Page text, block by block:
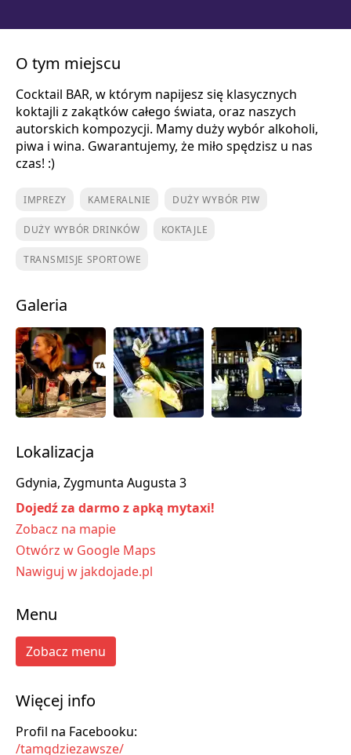
O tym miejscu
Cocktail BAR, w którym napijesz się klasycznych
koktajli z zakątków całego świata, oraz naszych
autorskich kompozycji. Mamy duży wybór alkoholi,
piwa i wina. Gwarantujemy, że miło spędzisz u nas
czas! :)
IMPREZY KAMERALNIE DUŻY WYBÓR PIW
DUŻY WYBÓR DRINKÓW KOKTAJLE
TRANSMISJE SPORTOWE
Galeria
Lokalizacja
Gdynia, Zygmunta Augusta 3
Dojedź za darmo z apką mytaxi!
Zobacz na mapie
Otwórz w Google Maps
Nawiguj w jakdojade.pl
Menu
Zobacz menu
Więcej info
Profil na Facebooku:
/tamgdziezawsze/